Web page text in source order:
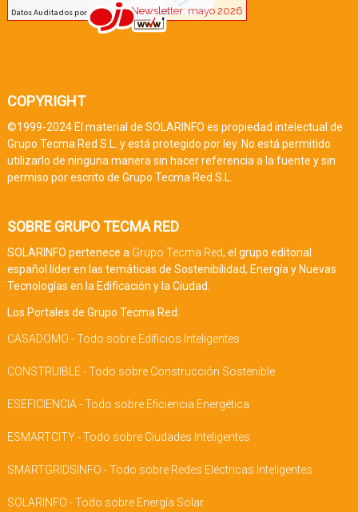
COPYRIGHT
©1999-2024 El material de SOLARINFO es propiedad intelectual de
Grupo Tecma Red S.L. y está protegido por ley. No está permitido
utilizarlo de ninguna manera sin hacer referencia a la fuente y sin
permiso por escrito de Grupo Tecma Red S.L.
SOBRE GRUPO TECMA RED
SOLARINFO pertenece a Grupo Tecma Red, el grupo editorial
español líder en las temáticas de Sostenibilidad, Energía y Nuevas
Tecnologías en la Edificación y la Ciudad.
Los Portales de Grupo Tecma Red:
CASADOMO - Todo sobre Edificios Inteligentes
CONSTRUIBLE - Todo sobre Construcción Sostenible
ESEFICIENCIA - Todo sobre Eficiencia Energética
ESMARTCITY - Todo sobre Ciudades Inteligentes
SMARTGRIDSINFO - Todo sobre Redes Eléctricas Inteligentes
SOLARINFO - Todo sobre Energía Solar